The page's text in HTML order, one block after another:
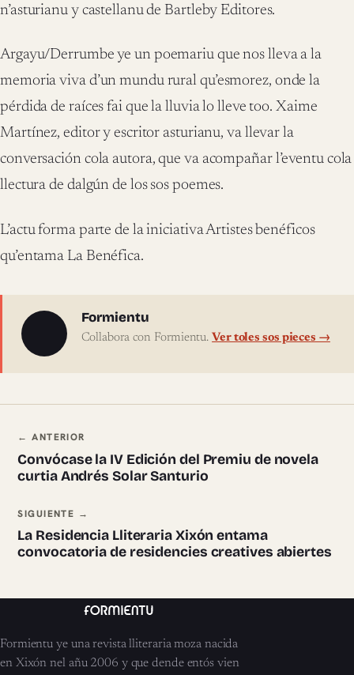
n’asturianu y castellanu de Bartleby Editores.
Argayu/Derrumbe ye un poemariu que nos lleva a la
memoria viva d’un mundu rural qu’esmorez, onde la
pérdida de raíces fai que la lluvia lo lleve too. Xaime
Martínez, editor y escritor asturianu, va llevar la
conversación cola autora, que va acompañar l’eventu cola
llectura de dalgún de los sos poemes.
L’actu forma parte de la iniciativa Artistes benéficos
qu’entama La Benéfica.
Sobre l'autor
Formientu
Collabora con Formientu. Ver toles sos pieces →
Navegación ente pieces
← ANTERIOR
Convócase la IV Edición del Premiu de novela
curtia Andrés Solar Santurio
SIGUIENTE →
La Residencia Lliteraria Xixón entama
convocatoria de residencies creatives abiertes
Formientu ye una revista lliteraria moza nacida
en Xixón nel añu 2006 y que dende entós vien